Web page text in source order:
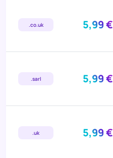
.co.uk 5,99 €
.sarl 5,99 €
.uk 5,99 €